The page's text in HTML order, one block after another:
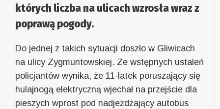
których liczba na ulicach wzrosła wraz z
poprawą pogody.
Do jednej z takich sytuacji doszło w Gliwicach
na ulicy Zygmuntowskiej. Ze wstępnych ustaleń
policjantów wynika, że 11-latek poruszający się
hulajnogą elektryczną wjechał na przejście dla
pieszych wprost pod nadjeżdżający autobus